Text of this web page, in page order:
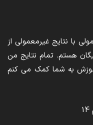
با نتایج غیرمعمولی از
هستم. تمام نتایج من
به شما کمک می کنم